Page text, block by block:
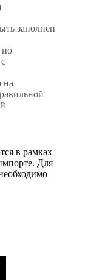
заполнен
по
на
в рамках
Для